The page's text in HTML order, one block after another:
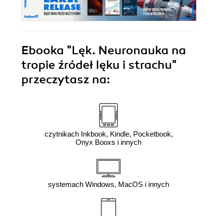
Ebooka "Lęk. Neuronauka na
tropie źródeł lęku i strachu"
przeczytasz na:
czytnikach Inkbook, Kindle, Pocketbook,
Onyx Booxs i innych
systemach Windows, MacOS i innych